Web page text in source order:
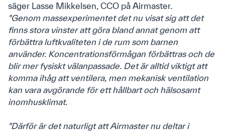
säger Lasse Mikkelsen, CCO på Airmaster.
"Genom massexperimentet det nu visat sig att det
finns stora vinster att göra bland annat genom att
förbättra luftkvaliteten i de rum som barnen
använder. Koncentrationsförmågan förbättras och de
blir mer fysiskt välanpassade. Det är alltid viktigt att
komma ihåg att ventilera, men mekanisk ventilation
kan vara avgörande för ett hållbart och hälsosamt
inomhusklimat.
"Därför är det naturligt att Airmaster nu deltar i